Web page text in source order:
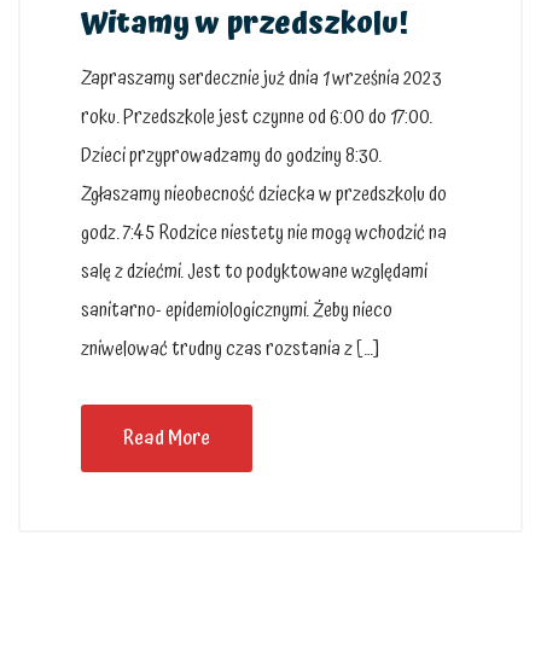
Witamy w przedszkolu!
Zapraszamy serdecznie już dnia 1 września 2023
roku. Przedszkole jest czynne od 6:00 do 17:00.
Dzieci przyprowadzamy do godziny 8:30.
Zgłaszamy nieobecność dziecka w przedszkolu do
godz. 7:45 Rodzice niestety nie mogą wchodzić na
salę z dziećmi. Jest to podyktowane względami
sanitarno- epidemiologicznymi. Żeby nieco
zniwelować trudny czas rozstania z […]
Read More